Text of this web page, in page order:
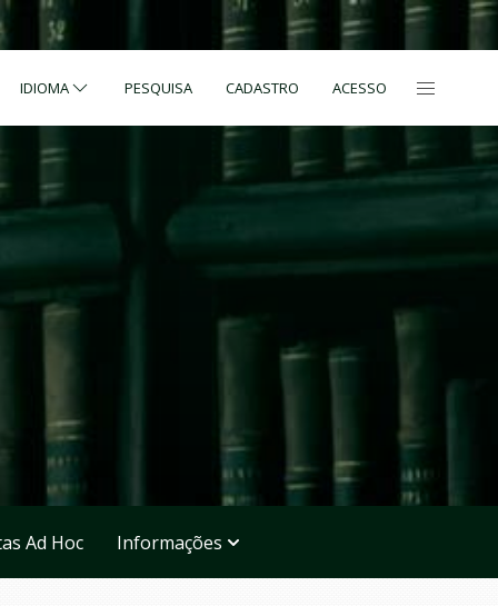
IDIOMA PESQUISA CADASTRO ACESSO
Ad Hoc Informações